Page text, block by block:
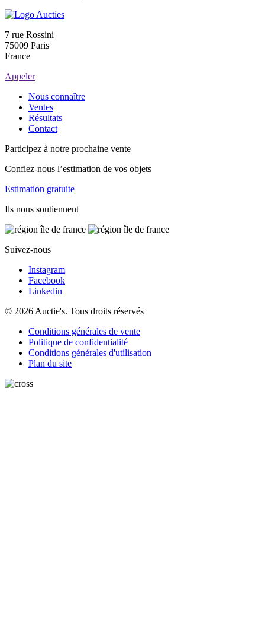
7 rue Rossini
75009 Paris
France
Appeler
Nous connaître
Ventes
Résultats
Contact
Participez à notre prochaine vente
Confiez-nous l’estimation de vos objets
Estimation gratuite
Ils nous soutiennent
Suivez-nous
Instagram
Facebook
Linkedin
© 2026 Auctie's. Tous droits réservés
Conditions générales de vente
Politique de confidentialité
Conditions générales d'utilisation
Plan du site